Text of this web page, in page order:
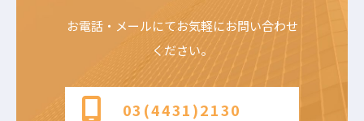
お電話・メールにてお気軽にお問い合わせ
ください。
03(4431)2130